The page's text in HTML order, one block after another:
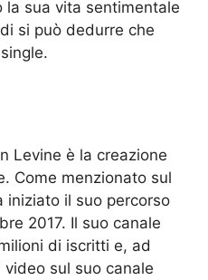
la sua vita sentimentale
si può dedurre che
Levine è la creazione
Come menzionato sul
iniziato il suo percorso
2017. Il suo canale
di iscritti e, ad
sul suo canale